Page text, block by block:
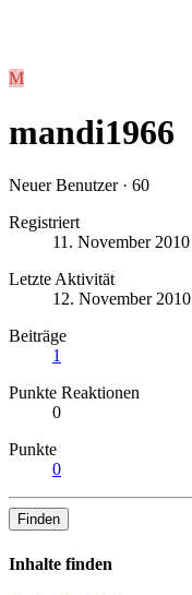
M
mandi1966
Neuer Benutzer · 60
Registriert
11. November 2010
Letzte Aktivität
12. November 2010
Beiträge
1
Punkte Reaktionen
0
Punkte
0
Finden
Inhalte finden